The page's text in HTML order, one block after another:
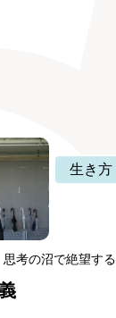
生き方
考の沼で絶望する